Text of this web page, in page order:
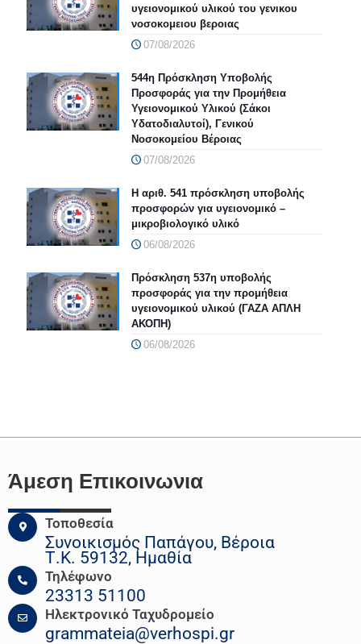
υγειονομικού υλικού του γενικου
νοσοκομειου βεροιας
07/08/2026
544η Πρόσκληση Υποβολής
Προσφοράς για την Προμήθεια
Υγειονομικού Υλικού (Σάκοι
Υδατοδιαλυτοί), Γενικού
Νοσοκομείου Βέροιας
07/08/2026
Η αριθ. 541 πρόσκληση υποβολής
προσφορών για υγειονομικό –
μικροβιολογικό υλικό
06/08/2026
Πρόσκληση 537η υποβολής
προσφοράς για την προμήθεια
υγειονομικού υλικού (ΓΑΖΑ ΑΠΛΗ
ΑΚΟΠΗ)
06/08/2026
Άμεση Επικοινωνια
Τοποθεσία
Συνοικισμός Παπάγου, Βέροια
Τ.Κ. 59132, Ημαθία
Τηλέφωνο
23313 51100
Ηλεκτρονικό Ταχυδρομείο
grammateia@verhospi.gr